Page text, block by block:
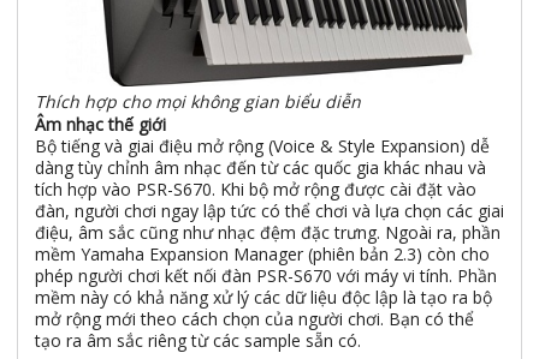
Thích hợp cho mọi không gian biểu diễn
Âm nhạc thế giới
Bộ tiếng và giai điệu mở rộng (Voice & Style Expansion) dễ
dàng tùy chỉnh âm nhạc đến từ các quốc gia khác nhau và
tích hợp vào PSR-S670. Khi bộ mở rộng được cài đặt vào
đàn, người chơi ngay lập tức có thể chơi và lựa chọn các giai
điệu, âm sắc cũng như nhạc đệm đặc trưng. Ngoài ra, phần
mềm Yamaha Expansion Manager (phiên bản 2.3) còn cho
phép người chơi kết nối đàn PSR-S670 với máy vi tính. Phần
mềm này có khả năng xử lý các dữ liệu độc lập là tạo ra bộ
mở rộng mới theo cách chọn của người chơi. Bạn có thể
tạo ra âm sắc riêng từ các sample sẵn có.